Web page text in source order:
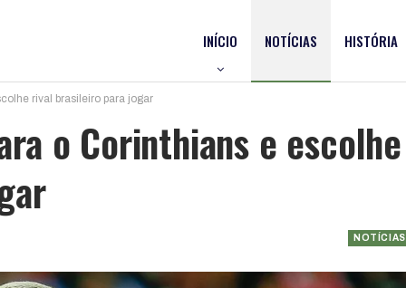
INÍCIO NOTÍCIAS HISTÓRIA
rival brasileiro para jogar
o Corinthians e escolhe
NOTÍCIAS